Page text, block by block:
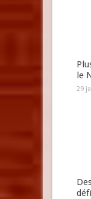
le
29